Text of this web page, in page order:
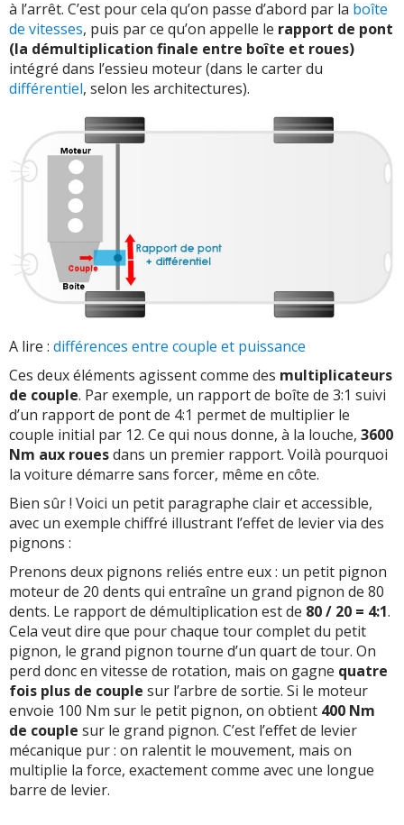
à l’arrêt. C’est pour cela qu’on passe d’abord par la boîte
de vitesses, puis par ce qu’on appelle le rapport de pont
(la démultiplication finale entre boîte et roues)
intégré dans l’essieu moteur (dans le carter du
différentiel, selon les architectures).
A lire : différences entre couple et puissance
Ces deux éléments agissent comme des multiplicateurs
de couple. Par exemple, un rapport de boîte de 3:1 suivi
d’un rapport de pont de 4:1 permet de multiplier le
couple initial par 12. Ce qui nous donne, à la louche, 3600
Nm aux rouesdans un premier rapport. Voilà pourquoi
la voiture démarre sans forcer, même en côte.
Bien sûr ! Voici un petit paragraphe clair et accessible,
avec un exemple chiffré illustrant l’effet de levier via des
pignons :
Prenons deux pignons reliés entre eux : un petit pignon
moteur de 20 dents qui entraîne un grand pignon de 80
dents. Le rapport de démultiplication est de 80 / 20 = 4:1.
Cela veut dire que pour chaque tour complet du petit
pignon, le grand pignon tourne d’un quart de tour. On
perd donc en vitesse de rotation, mais on gagne quatre
fois plus de couple sur l’arbre de sortie. Si le moteur
envoie 100 Nm sur le petit pignon, on obtient 400 Nm
de couple sur le grand pignon. C’est l’effet de levier
mécanique pur : on ralentit le mouvement, mais on
multiplie la force, exactement comme avec une longue
barre de levier.